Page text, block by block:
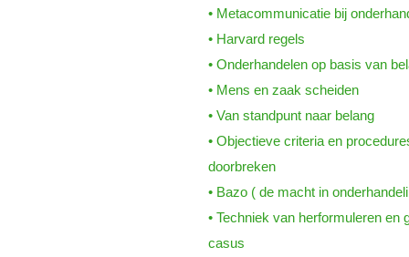
• Metacommunicatie bij
• Harvard regels
• Onderhandelen op basis van
• Mens en zaak scheiden
• Van standpunt naar belang
• Objectieve criteria en
doorbreken
• Bazo ( de macht in
• Techniek van herformuleren en
casus